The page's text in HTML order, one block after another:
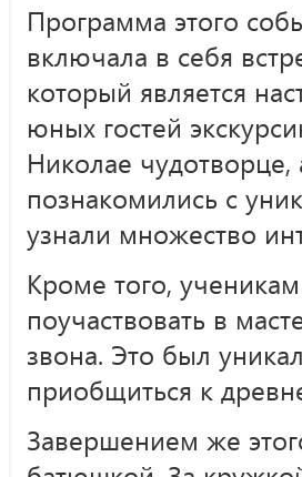
Программа этого
включала в себя
который является
юных гостей
Николае
познакомились с
узнали множество
Кроме того,
поучаствовать в
звона. Это был
приобщиться к
Завершением же